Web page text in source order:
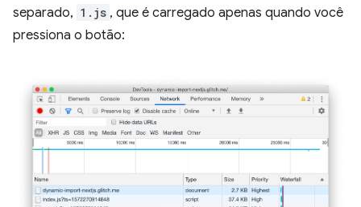
separado, 1.js , que é carregado apenas quando você
pressiona o botão: